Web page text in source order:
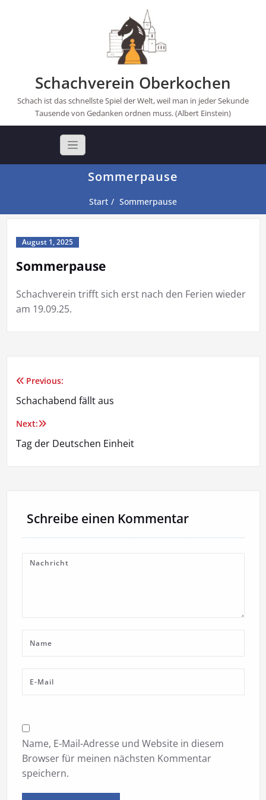
Schachverein Oberkochen
Schach ist das schnellste Spiel der Welt, weil man in jeder Sekunde
Tausende von Gedanken ordnen muss. (Albert Einstein)
Sommerpause
Start Sommerpause
August 1, 2025
Sommerpause
Schachverein trifft sich erst nach den Ferien wieder
am 19.09.25.
Beitragsnavigation
Previous:
Schachabend fällt aus
Next:
Tag der Deutschen Einheit
Schreibe einen Kommentar
Name, E-Mail-Adresse und Website in diesem
Browser für meinen nächsten Kommentar
speichern.